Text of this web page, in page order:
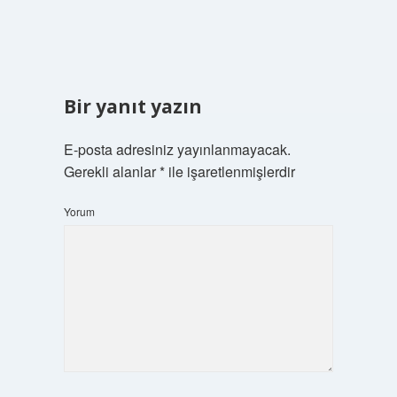
Bir yanıt yazın
E-posta adresiniz yayınlanmayacak.
Gerekli alanlar*ile işaretlenmişlerdir
Yorum